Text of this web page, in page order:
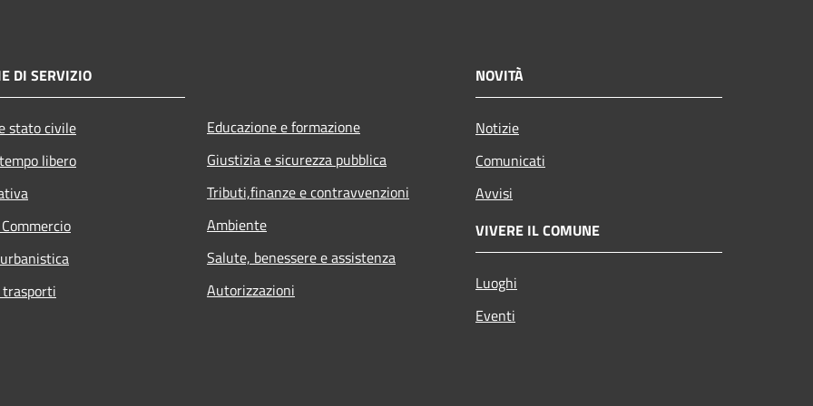
DI SERVIZIO
stato civile
libero
Educazione e formazione
Giustizia e sicurezza pubblica
Tributi,finanze e contravvenzioni
Ambiente
Salute, benessere e assistenza
Autorizzazioni
NOVITÀ
Notizie
Comunicati
Avvisi
VIVERE IL COMUNE
Luoghi
Eventi